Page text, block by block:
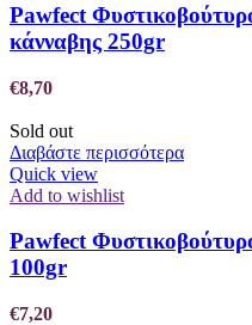
Pawfect
κάνναβης 250gr
€8,70
Sold out
Διαβάστε περισσότερα
Quick view
Add to wishlist
Pawfect
100gr
€7,20